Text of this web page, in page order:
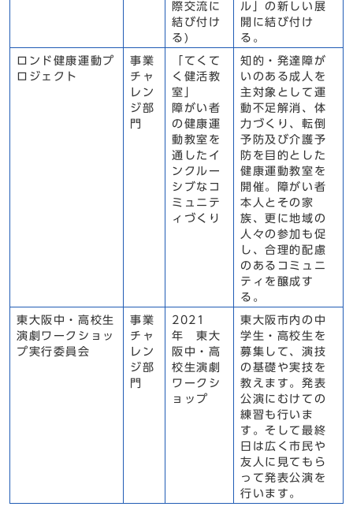
際交流に
結び付け
る)
ル」の新しい展
開に結び付け
る。
ロンド健康運動プ
ロジェクト
事業
チャ
レン
ジ部
門
「てくて
く健活教
室」
障がい者
の健康運
動教室を
通したイ
ンクルー
シブなコ
ミュニテ
ィづくり
知的・発達障が
いのある成人を
主対象として運
動不足解消、体
力づくり、転倒
予防及び介護予
防を目的とした
健康運動教室を
開催。障がい者
本人とその家
族、更に地域の
人々の参加も促
し、合理的配慮
のあるコミュニ
ティを醸成す
る。
東大阪中・高校生
演劇ワークショッ
プ実行委員会
事業
チャ
レン
ジ部
門
2021
年 東大
阪中・高
校生演劇
ワークシ
ョップ
東大阪市内の中
学生・高校生を
募集して、演技
の基礎や実技を
教えます。発表
公演にむけての
練習も行いま
す。そして最終
日は広く市民や
友人に見てもら
って発表公演を
行います。